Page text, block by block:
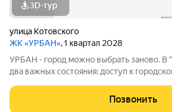
3D-тур
улица Котовского
ЖК «УРБАН», 1 квартал 2028
УРБАН - город можно выбрать заново. В
два важных состояния: доступ к
удобная городская база: понятные
инфраструктуры,
Позвонить